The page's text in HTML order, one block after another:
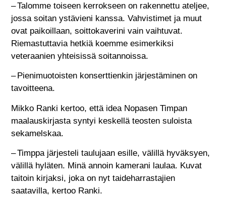
– Talomme toiseen kerrokseen on rakennettu ateljee,
jossa soitan ystävieni kanssa. Vahvistimet ja muut
ovat paikoillaan, soittokaverini vain vaihtuvat.
Riemastuttavia hetkiä koemme esimerkiksi
veteraanien yhteisissä soitannoissa.
– Pienimuotoisten konserttienkin järjestäminen on
tavoitteena.
Mikko Ranki kertoo, että idea Nopasen Timpan
maalauskirjasta syntyi keskellä teosten suloista
sekamelskaa.
– Timppa järjesteli taulujaan esille, välillä hyväksyen,
välillä hyläten. Minä annoin kamerani laulaa. Kuvat
taitoin kirjaksi, joka on nyt taideharrastajien
saatavilla, kertoo Ranki.